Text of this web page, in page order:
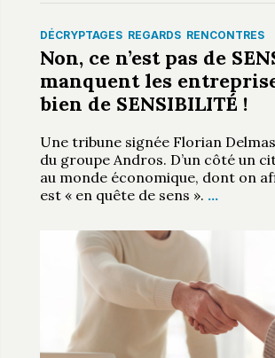
DÉCRYPTAGES REGARDS RENCONTRES
Non, ce n’est pas de
manquent les
bien de SENSIBILITÉ !
Une tribune signée Florian
du groupe Andros. D’un côté un
au monde économique, dont on
est « en quête de sens ». …